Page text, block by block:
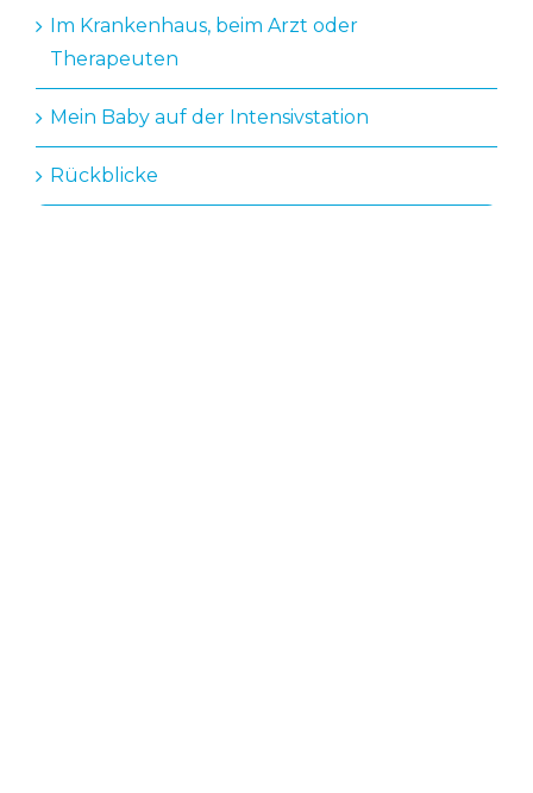
Im Krankenhaus, beim Arzt oder
Therapeuten
Mein Baby auf der Intensivstation
Rückblicke